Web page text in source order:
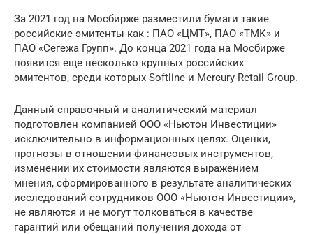
За 2021 год на Мосбирже разместили бумаги такие
российские эмитенты как : ПАО «ЦМТ», ПАО «ТМК» и
ПАО «Сегежа Групп». До конца 2021 года на Мосбирже
появится еще несколько крупных российских
эмитентов, среди которых Softline и Mercury Retail Group.
Данный справочный и аналитический материал
подготовлен компанией ООО «Ньютон Инвестиции»
исключительно в информационных целях. Оценки,
прогнозы в отношении финансовых инструментов,
изменении их стоимости являются выражением
мнения, сформированного в результате аналитических
исследований сотрудников ООО «Ньютон Инвестиции»,
не являются и не могут толковаться в качестве
гарантий или обещаний получения дохода от